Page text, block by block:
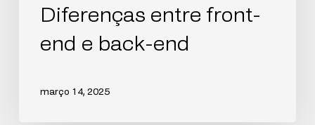
Diferenças entre front-
end e back-end
março 14, 2025